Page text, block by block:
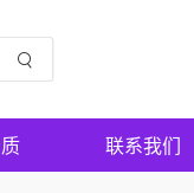
联系我们